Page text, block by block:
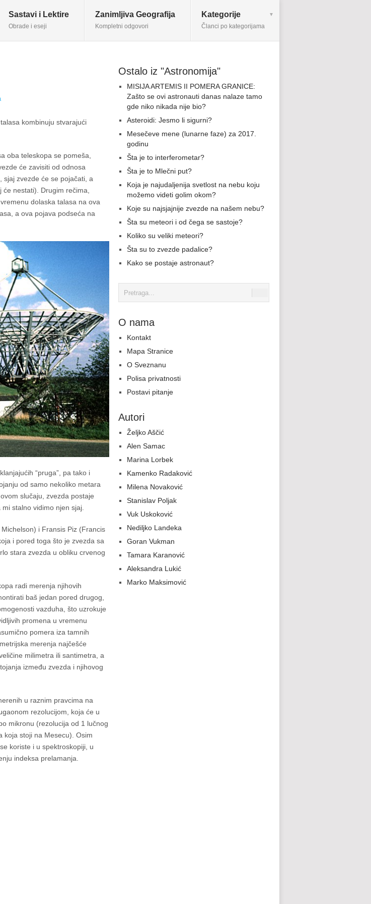
Sastavi i Lektire
Obrade i eseji
Zanimljiva Geografija
Kompletni odgovori
Kategorije
Članci po kategorijama
kombinuju stvarajući
oba teleskopa se pomeša,
će zavisiti od odnosa
sjaj zvezde će se pojačati, a
nestati). Drugim rečima,
dolaska talasa na ova
a ova pojava podseća na
“pruga”, pa tako i
od samo nekoliko metara
slučaju, zvezda postaje
stalno vidimo njen sjaj.
i Fransis Piz (Francis
i pored toga što je zvezda sa
stara zvezda u obliku crvenog
radi merenja njihovih
baš jedan pored drugog,
vazduha, što uzrokuje
promena u vremenu
pomera iza tamnih
merenja najčešće
milimetra ili santimetra, a
između zvezda i njihovog
u raznim pravcima na
rezolucijom, koja će u
mikronu (rezolucija od 1 lučnog
koja stoji na Mesecu). Osim
koriste i u spektroskopiji, u
indeksa prelamanja.
Ostalo iz "Astronomija"
MISIJA ARTEMIS II POMERA GRANICE:
Zašto se ovi astronauti danas nalaze tamo
gde niko nikada nije bio?
Asteroidi: Jesmo li sigurni?
Mesečeve mene (lunarne faze) za 2017.
godinu
Šta je to interferometar?
Šta je to Mlečni put?
Koja je najudaljenija svetlost na nebu koju
možemo videti golim okom?
Koje su najsjajnije zvezde na našem nebu?
Šta su meteori i od čega se sastoje?
Koliko su veliki meteori?
Šta su to zvezde padalice?
Kako se postaje astronaut?
O nama
Kontakt
Mapa Stranice
O Sveznanu
Polisa privatnosti
Postavi pitanje
Autori
Željko Aščić
Alen Samac
Marina Lorbek
Kamenko Radaković
Milena Novaković
Stanislav Poljak
Vuk Uskoković
Nediljko Landeka
Goran Vukman
Tamara Karanović
Aleksandra Lukić
Marko Maksimović